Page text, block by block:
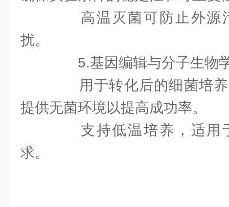
高温灭菌可防止外源
扰。
5.基因编辑与分子生物
用于转化后的细菌培养
提供无菌环境以提高成功率。
支持低温培养，适用
求。